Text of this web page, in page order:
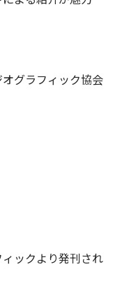
グラフィック協会
ックより発刊され